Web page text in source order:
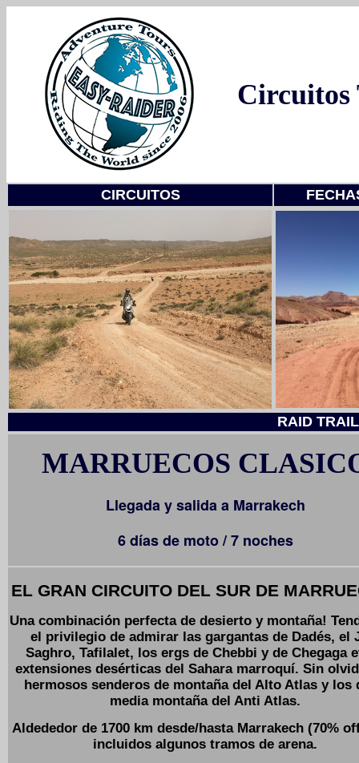
Circuitos
CIRCUITOS
RAID
MARRUECOS
Llegada y salida a Marrakech
6 días de moto / 7 noches
EL GRAN CIRCUITO DEL SUR DE
Una combinación perfecta de desierto y montaña!
el privilegio de admirar las gargantas de Dadés, el
Saghro, Tafilalet, los ergs de Chebbi y de Chegaga
extensiones desérticas del Sahara marroquí. Sin
hermosos senderos de montaña del Alto Atlas y los
media montaña del Anti Atlas.
Aldededor de 1700 km desde/hasta Marrakech (70%
incluidos algunos tramos de arena.